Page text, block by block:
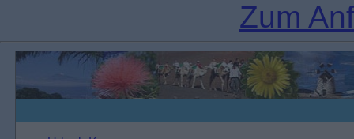
Zum